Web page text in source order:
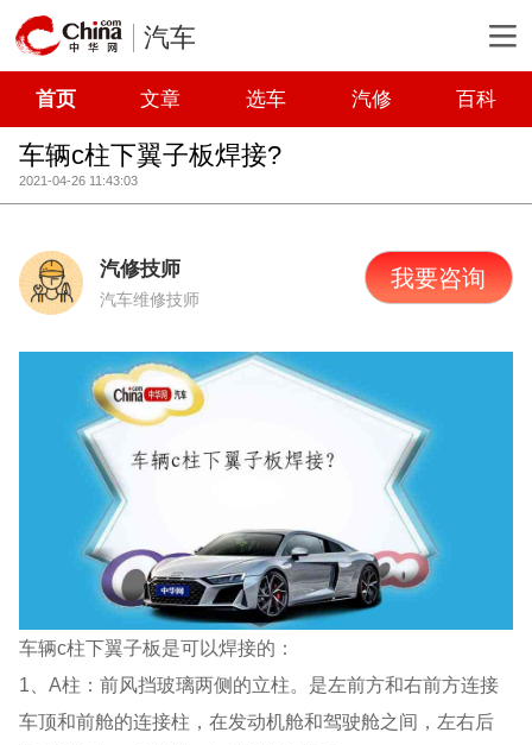
汽车
首页 文章 选车 汽修 百科
车辆c柱下翼子板焊接?
2021-04-26 11:43:03
汽修技师
汽车维修技师
我要咨询
车辆c柱下翼子板是可以焊接的：
1、A柱：前风挡玻璃两侧的立柱。是左前方和右前方连接
车顶和前舱的连接柱，在发动机舱和驾驶舱之间，左右后